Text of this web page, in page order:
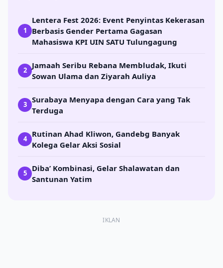
1
Lentera Fest 2026: Event Penyintas Kekerasan
Berbasis Gender Pertama Gagasan
Mahasiswa KPI UIN SATU Tulungagung
2
Jamaah Seribu Rebana Membludak, Ikuti
Sowan Ulama dan Ziyarah Auliya
3
Surabaya Menyapa dengan Cara yang Tak
Terduga
4
Rutinan Ahad Kliwon, Gandebg Banyak
Kolega Gelar Aksi Sosial
5
Diba’ Kombinasi, Gelar Shalawatan dan
Santunan Yatim
IKLAN